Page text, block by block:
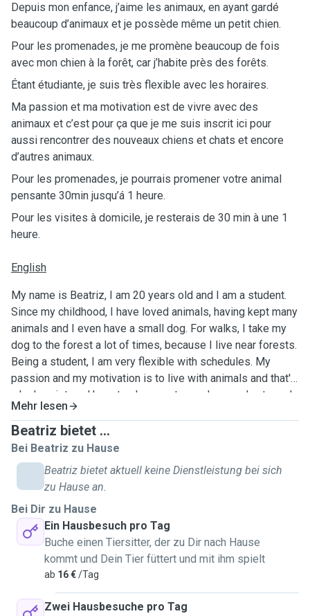
Depuis mon enfance, j’aime les animaux, en ayant gardé
beaucoup d’animaux et je possède même un petit chien.
Pour les promenades, je me promène beaucoup de fois
avec mon chien à la forêt, car j’habite près des forêts.
Étant étudiante, je suis très flexible avec les horaires.
Ma passion et ma motivation est de vivre avec des
animaux et c’est pour ça que je me suis inscrit ici pour
aussi rencontrer des nouveaux chiens et chats et encore
d’autres animaux.
Pour les promenades, je pourrais promener votre animal
pensante 30min jusqu’á 1 heure.
Pour les visites à domicile, je resterais de 30 min à une 1
heure.
English
My name is Beatriz, I am 20 years old and I am a student.
Since my childhood, I have loved animals, having kept many
animals and I even have a small dog. For walks, I take my
dog to the forest a lot of times, because I live near forests.
Being a student, I am very flexible with schedules. My
passion and my motivation is to live with animals and that's
why I registered here to also meet new dogs and cats and
other animals. For walks, I could walk your animal 30min up
to 1 hour. For home visits, I would stay 30 min to 1 hour.
Mehr lesen
Beatriz bietet ...
Bei Beatriz zu Hause
Beatriz bietet aktuell keine Dienstleistung bei sich
zu Hause an.
Bei Dir zu Hause
Ein Hausbesuch pro Tag
Buche einen Tiersitter, der zu Dir nach Hause
kommt und Dein Tier füttert und mit ihm spielt
ab 16 €/Tag
Zwei Hausbesuche pro Tag